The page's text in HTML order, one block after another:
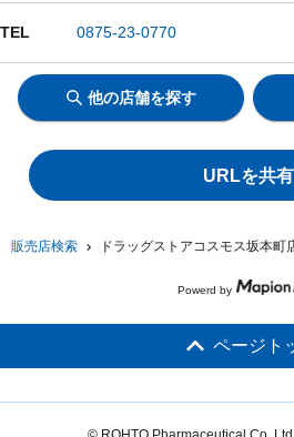
販売店検索 ドラッグストアコスモス坂本町
TEL 0875-23-0770
他の店舗を探す
URLを共有
Powerd by
ページト